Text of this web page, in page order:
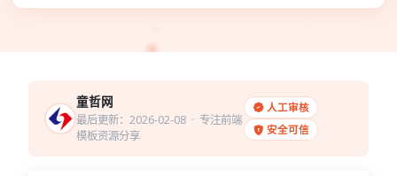
童哲网
最后更新：2026-02-08· 专注前端
模板资源分享
人工审核
安全可信